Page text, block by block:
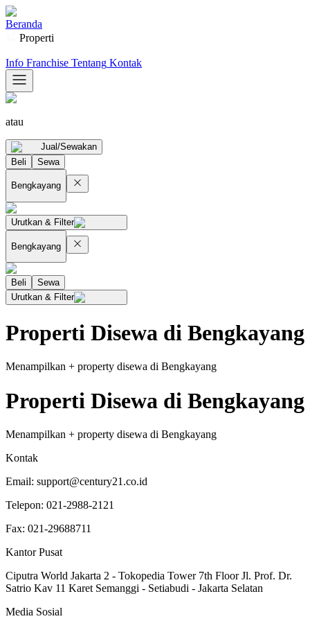
Beranda
Properti
Info Franchise Tentang Kontak
atau
Jual/Sewakan
Beli
Sewa
Bengkayang
Urutkan & Filter
Bengkayang
Beli
Sewa
Urutkan & Filter
Properti Disewa di Bengkayang
Menampilkan + property disewa di Bengkayang
Properti Disewa di Bengkayang
Menampilkan + property disewa di Bengkayang
Kontak
Email: support@century21.co.id
Telepon: 021-2988-2121
Fax: 021-29688711
Kantor Pusat
Ciputra World Jakarta 2 - Tokopedia Tower 7th Floor Jl. Prof. Dr.
Satrio Kav 11 Karet Semanggi - Setiabudi - Jakarta Selatan
Media Sosial